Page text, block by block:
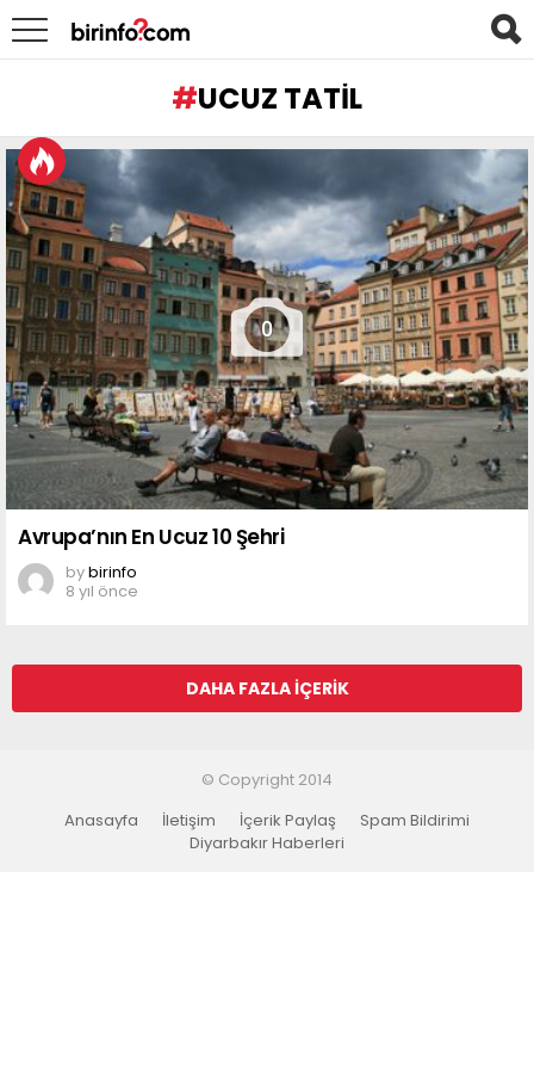
UCUZ TATIL
LATEST
STORIES
0
Avrupa’nın En Ucuz 10 Şehri
bybirinfo
8 yıl önce
DAHA FAZLA İÇERIK
© Copyright 2014
Anasayfa
İletişim İçerik Paylaş
Spam Bildirimi
Diyarbakır Haberleri